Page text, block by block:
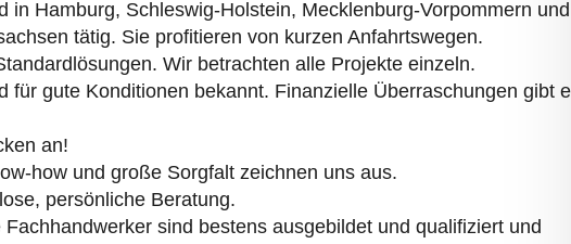
tätig. Sie profitieren von kurzen Anfahrtswegen.
Wir betrachten alle Projekte einzeln.
für gute Konditionen bekannt. Finanzielle Überraschungen gibt es
an!
how und große Sorgfalt zeichnen uns aus.
persönliche Beratung.
Fachhandwerker sind bestens ausgebildet und qualifiziert und
über langjährige Erfahrung.